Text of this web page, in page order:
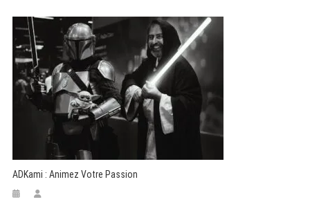
ADKami : Animez Votre Passion